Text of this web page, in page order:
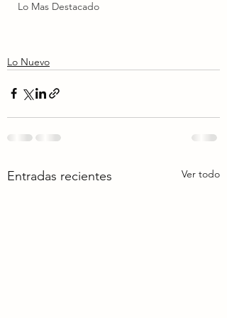
Lo Mas Destacado
Lo Nuevo
Entradas recientes Ver todo